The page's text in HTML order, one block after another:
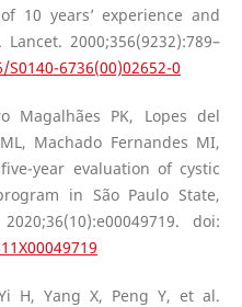
10 years’ experience and
2000;356(9232):789–
6736(00)02652-0
Magalhães PK, Lopes del
Machado Fernandes MI,
year evaluation of cystic
in São Paulo State,
doi:
H, Yang X, Peng Y, et al.